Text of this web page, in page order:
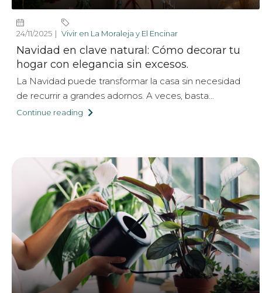
24/11/2025 Vivir en La Moraleja y El Encinar
Navidad en clave natural: Cómo decorar tu
hogar con elegancia sin excesos.
La Navidad puede transformar la casa sin necesidad
de recurrir a grandes adornos. A veces, basta...
Continue reading